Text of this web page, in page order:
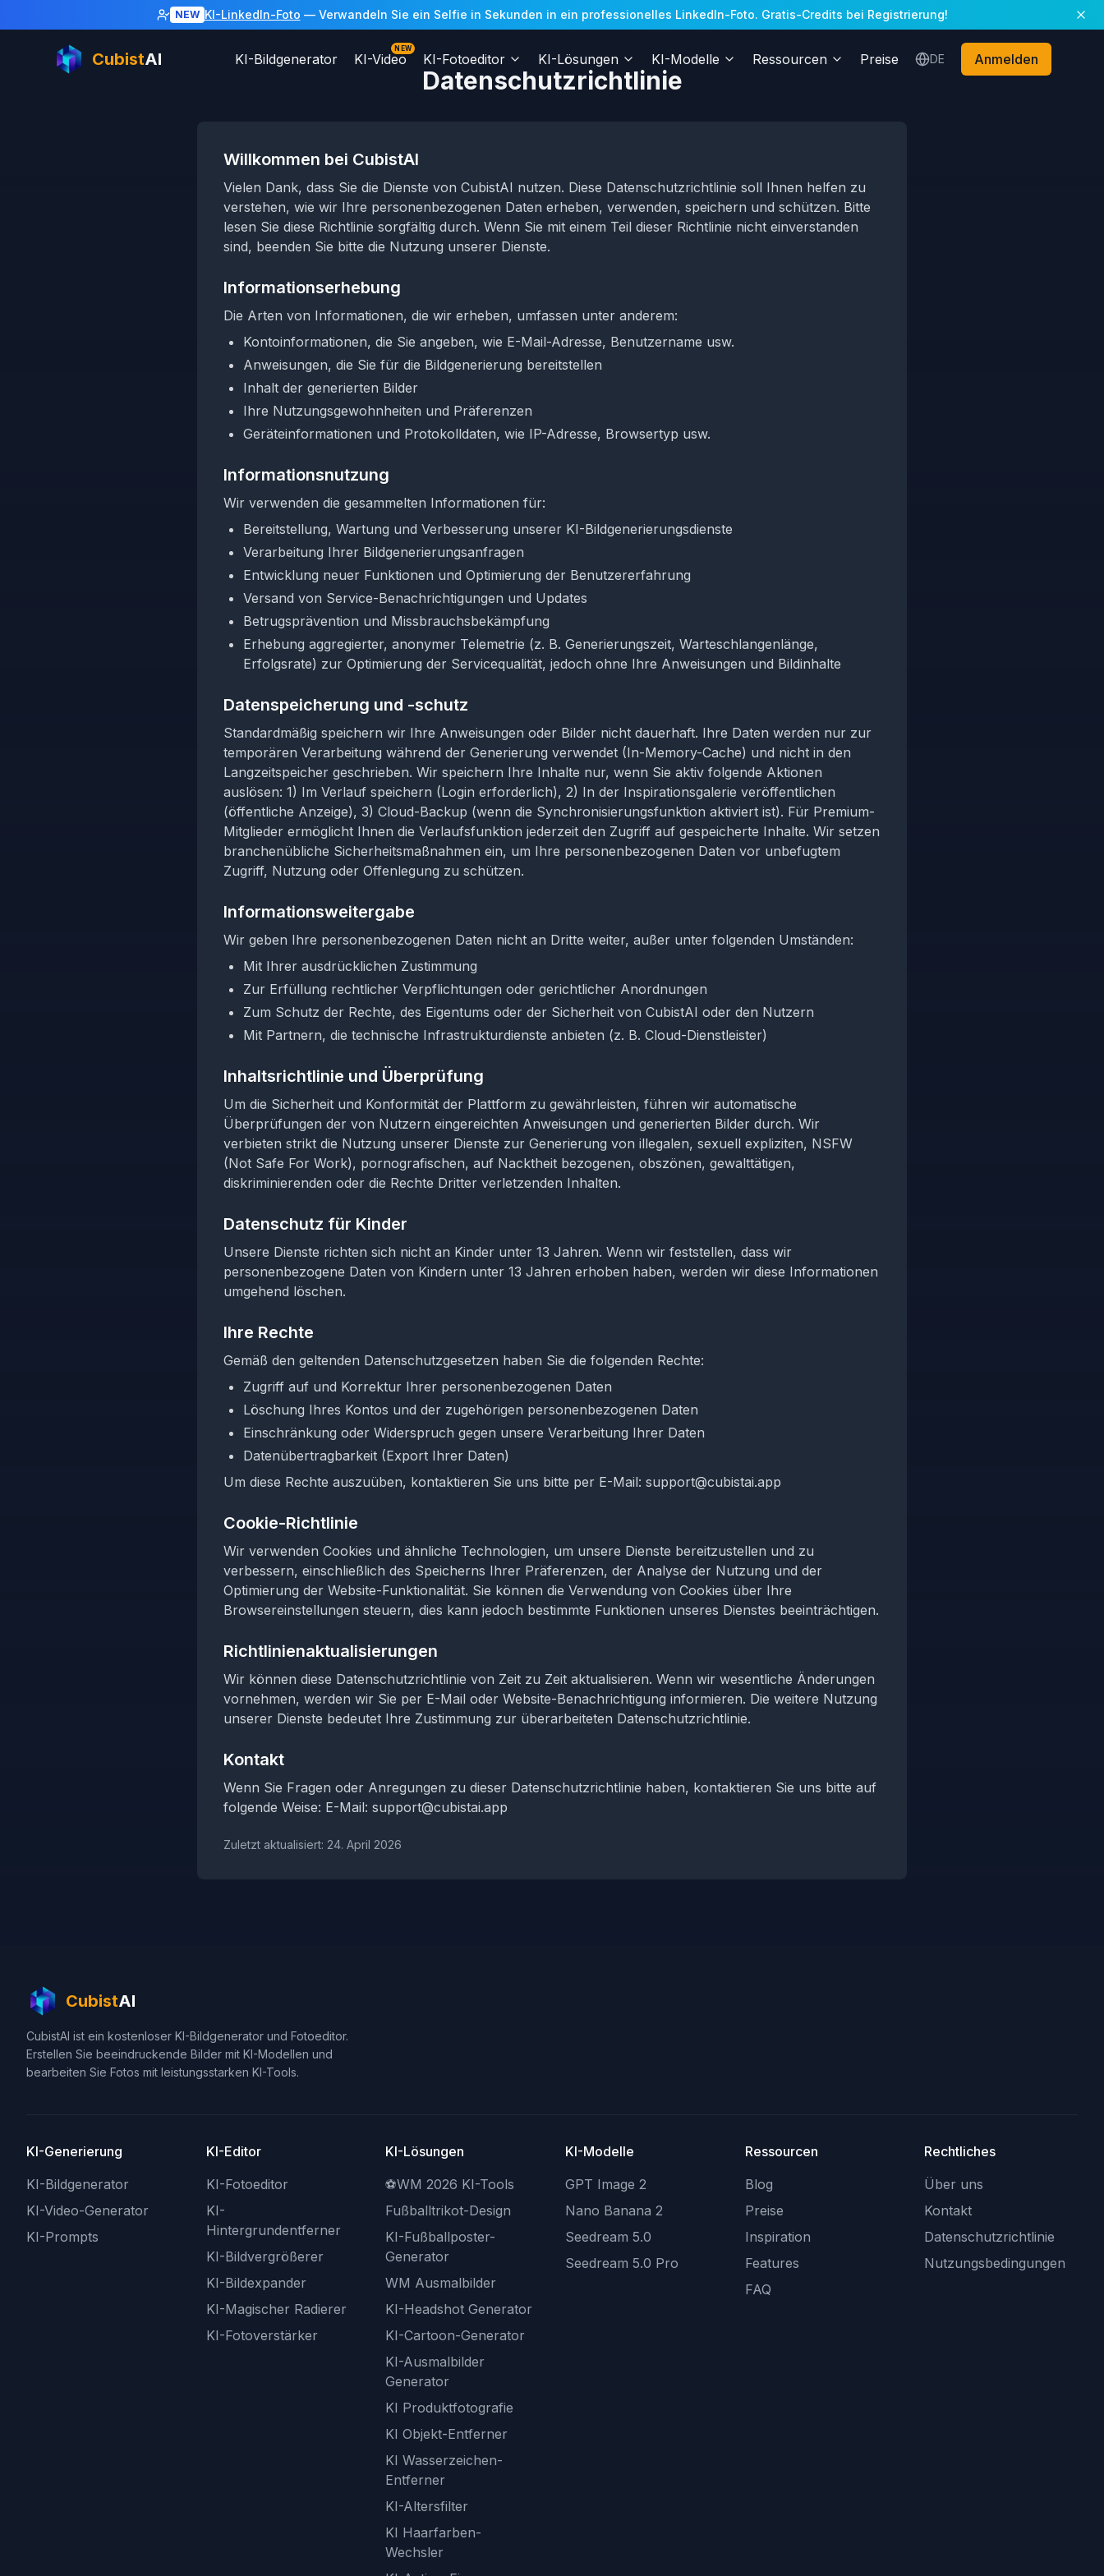
NEW KI-LinkedIn-Foto — Verwandeln Sie ein Selfie in Sekunden in ein professionelles LinkedIn-Foto. Gratis-Credits bei Registrierung!
CubistAI KI-Bildgenerator KI-Video
NEW
KI-Fotoeditor KI-Lösungen KI-Modelle Ressourcen Preise DE Anmelden
Datenschutzrichtlinie
Willkommen bei CubistAI
Vielen Dank, dass Sie die Dienste von CubistAI nutzen. Diese Datenschutzrichtlinie soll Ihnen helfen zu
verstehen, wie wir Ihre personenbezogenen Daten erheben, verwenden, speichern und schützen. Bitte
lesen Sie diese Richtlinie sorgfältig durch. Wenn Sie mit einem Teil dieser Richtlinie nicht einverstanden
sind, beenden Sie bitte die Nutzung unserer Dienste.
Informationserhebung
Die Arten von Informationen, die wir erheben, umfassen unter anderem:
Kontoinformationen, die Sie angeben, wie E-Mail-Adresse, Benutzername usw.
Anweisungen, die Sie für die Bildgenerierung bereitstellen
Inhalt der generierten Bilder
Ihre Nutzungsgewohnheiten und Präferenzen
Geräteinformationen und Protokolldaten, wie IP-Adresse, Browsertyp usw.
Informationsnutzung
Wir verwenden die gesammelten Informationen für:
Bereitstellung, Wartung und Verbesserung unserer KI-Bildgenerierungsdienste
Verarbeitung Ihrer Bildgenerierungsanfragen
Entwicklung neuer Funktionen und Optimierung der Benutzererfahrung
Versand von Service-Benachrichtigungen und Updates
Betrugsprävention und Missbrauchsbekämpfung
Erhebung aggregierter, anonymer Telemetrie (z. B. Generierungszeit, Warteschlangenlänge,
Erfolgsrate) zur Optimierung der Servicequalität, jedoch ohne Ihre Anweisungen und Bildinhalte
Datenspeicherung und -schutz
Standardmäßig speichern wir Ihre Anweisungen oder Bilder nicht dauerhaft. Ihre Daten werden nur zur
temporären Verarbeitung während der Generierung verwendet (In-Memory-Cache) und nicht in den
Langzeitspeicher geschrieben. Wir speichern Ihre Inhalte nur, wenn Sie aktiv folgende Aktionen
auslösen: 1) Im Verlauf speichern (Login erforderlich), 2) In der Inspirationsgalerie veröffentlichen
(öffentliche Anzeige), 3) Cloud-Backup (wenn die Synchronisierungsfunktion aktiviert ist). Für Premium-
Mitglieder ermöglicht Ihnen die Verlaufsfunktion jederzeit den Zugriff auf gespeicherte Inhalte. Wir setzen
branchenübliche Sicherheitsmaßnahmen ein, um Ihre personenbezogenen Daten vor unbefugtem
Zugriff, Nutzung oder Offenlegung zu schützen.
Informationsweitergabe
Wir geben Ihre personenbezogenen Daten nicht an Dritte weiter, außer unter folgenden Umständen:
Mit Ihrer ausdrücklichen Zustimmung
Zur Erfüllung rechtlicher Verpflichtungen oder gerichtlicher Anordnungen
Zum Schutz der Rechte, des Eigentums oder der Sicherheit von CubistAI oder den Nutzern
Mit Partnern, die technische Infrastrukturdienste anbieten (z. B. Cloud-Dienstleister)
Inhaltsrichtlinie und Überprüfung
Um die Sicherheit und Konformität der Plattform zu gewährleisten, führen wir automatische
Überprüfungen der von Nutzern eingereichten Anweisungen und generierten Bilder durch. Wir
verbieten strikt die Nutzung unserer Dienste zur Generierung von illegalen, sexuell expliziten, NSFW
(Not Safe For Work), pornografischen, auf Nacktheit bezogenen, obszönen, gewalttätigen,
diskriminierenden oder die Rechte Dritter verletzenden Inhalten.
Datenschutz für Kinder
Unsere Dienste richten sich nicht an Kinder unter 13 Jahren. Wenn wir feststellen, dass wir
personenbezogene Daten von Kindern unter 13 Jahren erhoben haben, werden wir diese Informationen
umgehend löschen.
Ihre Rechte
Gemäß den geltenden Datenschutzgesetzen haben Sie die folgenden Rechte:
Zugriff auf und Korrektur Ihrer personenbezogenen Daten
Löschung Ihres Kontos und der zugehörigen personenbezogenen Daten
Einschränkung oder Widerspruch gegen unsere Verarbeitung Ihrer Daten
Datenübertragbarkeit (Export Ihrer Daten)
Um diese Rechte auszuüben, kontaktieren Sie uns bitte per E-Mail: support@cubistai.app
Cookie-Richtlinie
Wir verwenden Cookies und ähnliche Technologien, um unsere Dienste bereitzustellen und zu
verbessern, einschließlich des Speicherns Ihrer Präferenzen, der Analyse der Nutzung und der
Optimierung der Website-Funktionalität. Sie können die Verwendung von Cookies über Ihre
Browsereinstellungen steuern, dies kann jedoch bestimmte Funktionen unseres Dienstes beeinträchtigen.
Richtlinienaktualisierungen
Wir können diese Datenschutzrichtlinie von Zeit zu Zeit aktualisieren. Wenn wir wesentliche Änderungen
vornehmen, werden wir Sie per E-Mail oder Website-Benachrichtigung informieren. Die weitere Nutzung
unserer Dienste bedeutet Ihre Zustimmung zur überarbeiteten Datenschutzrichtlinie.
Kontakt
Wenn Sie Fragen oder Anregungen zu dieser Datenschutzrichtlinie haben, kontaktieren Sie uns bitte auf
folgende Weise: E-Mail: support@cubistai.app
Zuletzt aktualisiert: 24. April 2026
CubistAI
CubistAI ist ein kostenloser KI-Bildgenerator und Fotoeditor.
Erstellen Sie beeindruckende Bilder mit KI-Modellen und
bearbeiten Sie Fotos mit leistungsstarken KI-Tools.
KI-Generierung
KI-Bildgenerator
KI-Video-Generator
KI-Prompts
KI-Editor
KI-Fotoeditor
KI-
Hintergrundentferner
KI-Bildvergrößerer
KI-Bildexpander
KI-Magischer Radierer
KI-Fotoverstärker
KI-Lösungen
⚽WM 2026 KI-Tools
Fußballtrikot-Design
KI-Fußballposter-
Generator
WM Ausmalbilder
KI-Headshot Generator
KI-Cartoon-Generator
KI-Ausmalbilder
Generator
KI Produktfotografie
KI Objekt-Entferner
KI Wasserzeichen-
Entferner
KI-Altersfilter
KI Haarfarben-
Wechsler
KI-Modelle
GPT Image 2
Nano Banana 2
Seedream 5.0
Seedream 5.0 Pro
Ressourcen
Blog
Preise
Inspiration
Features
FAQ
Rechtliches
Über uns
Kontakt
Datenschutzrichtlinie
Nutzungsbedingungen